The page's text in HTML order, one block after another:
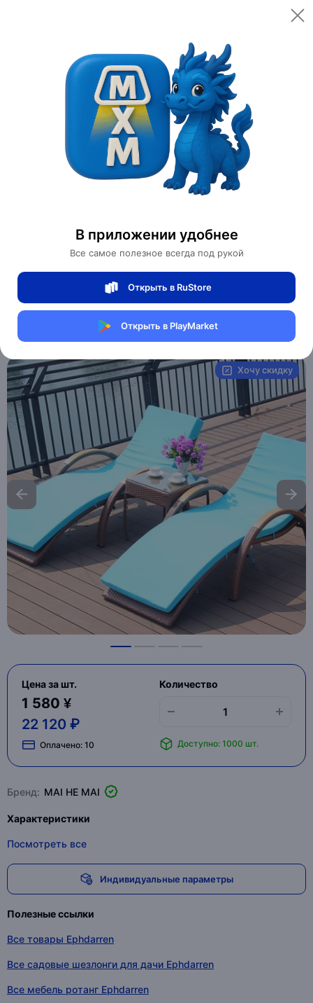
В приложении удобнее
Все самое полезное всегда под рукой
Открыть в RuStore
Открыть в PlayMarket
Открыть
Категории
Мебель для дома и офиса
Мебель для сада и дачи
Садовые шезлонги для дачи
Шезлонг из ротанга Music Valley
0 отзывов 0
Магазин Ephdarren
Артикул: MXM8560169803
Хочу скидку
Цена за шт.
1 580 ¥
22 120 ₽
Оплачено: 10
Количество
Доступно: 1000 шт.
Бренд: MAI HE MAI
Характеристики
Посмотреть все
Индивидуальные параметры
Полезные ссылки
Все товары Ephdarren
Все садовые шезлонги для дачи Ephdarren
Все мебель ротанг Ephdarren